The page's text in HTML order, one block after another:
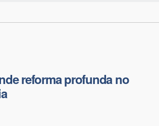
reforma profunda no